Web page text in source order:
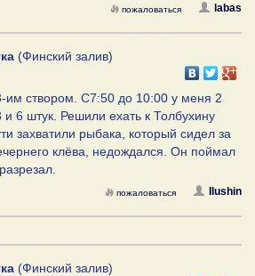
labas
пожаловаться
(Финский залив)
створом. С7:50 до 10:00 у меня 2
6 штук. Решили ехать к Толбухину
захватили рыбака, который сидел за
клёва, недождался. Он поймал
Ilushin
пожаловаться
(Финский залив)